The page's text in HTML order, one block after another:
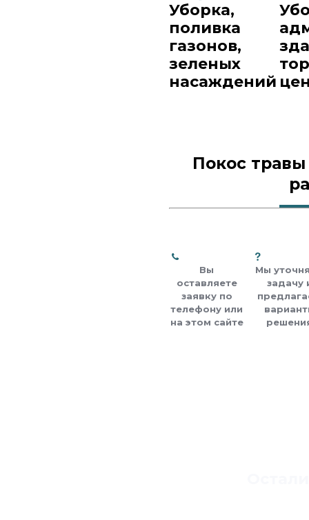
Уборка,
поливка
газонов,
зеленых
насаждений
Покос
Вы
оставляете
заявку по
телефону или
на этом сайте
Мы
задачу